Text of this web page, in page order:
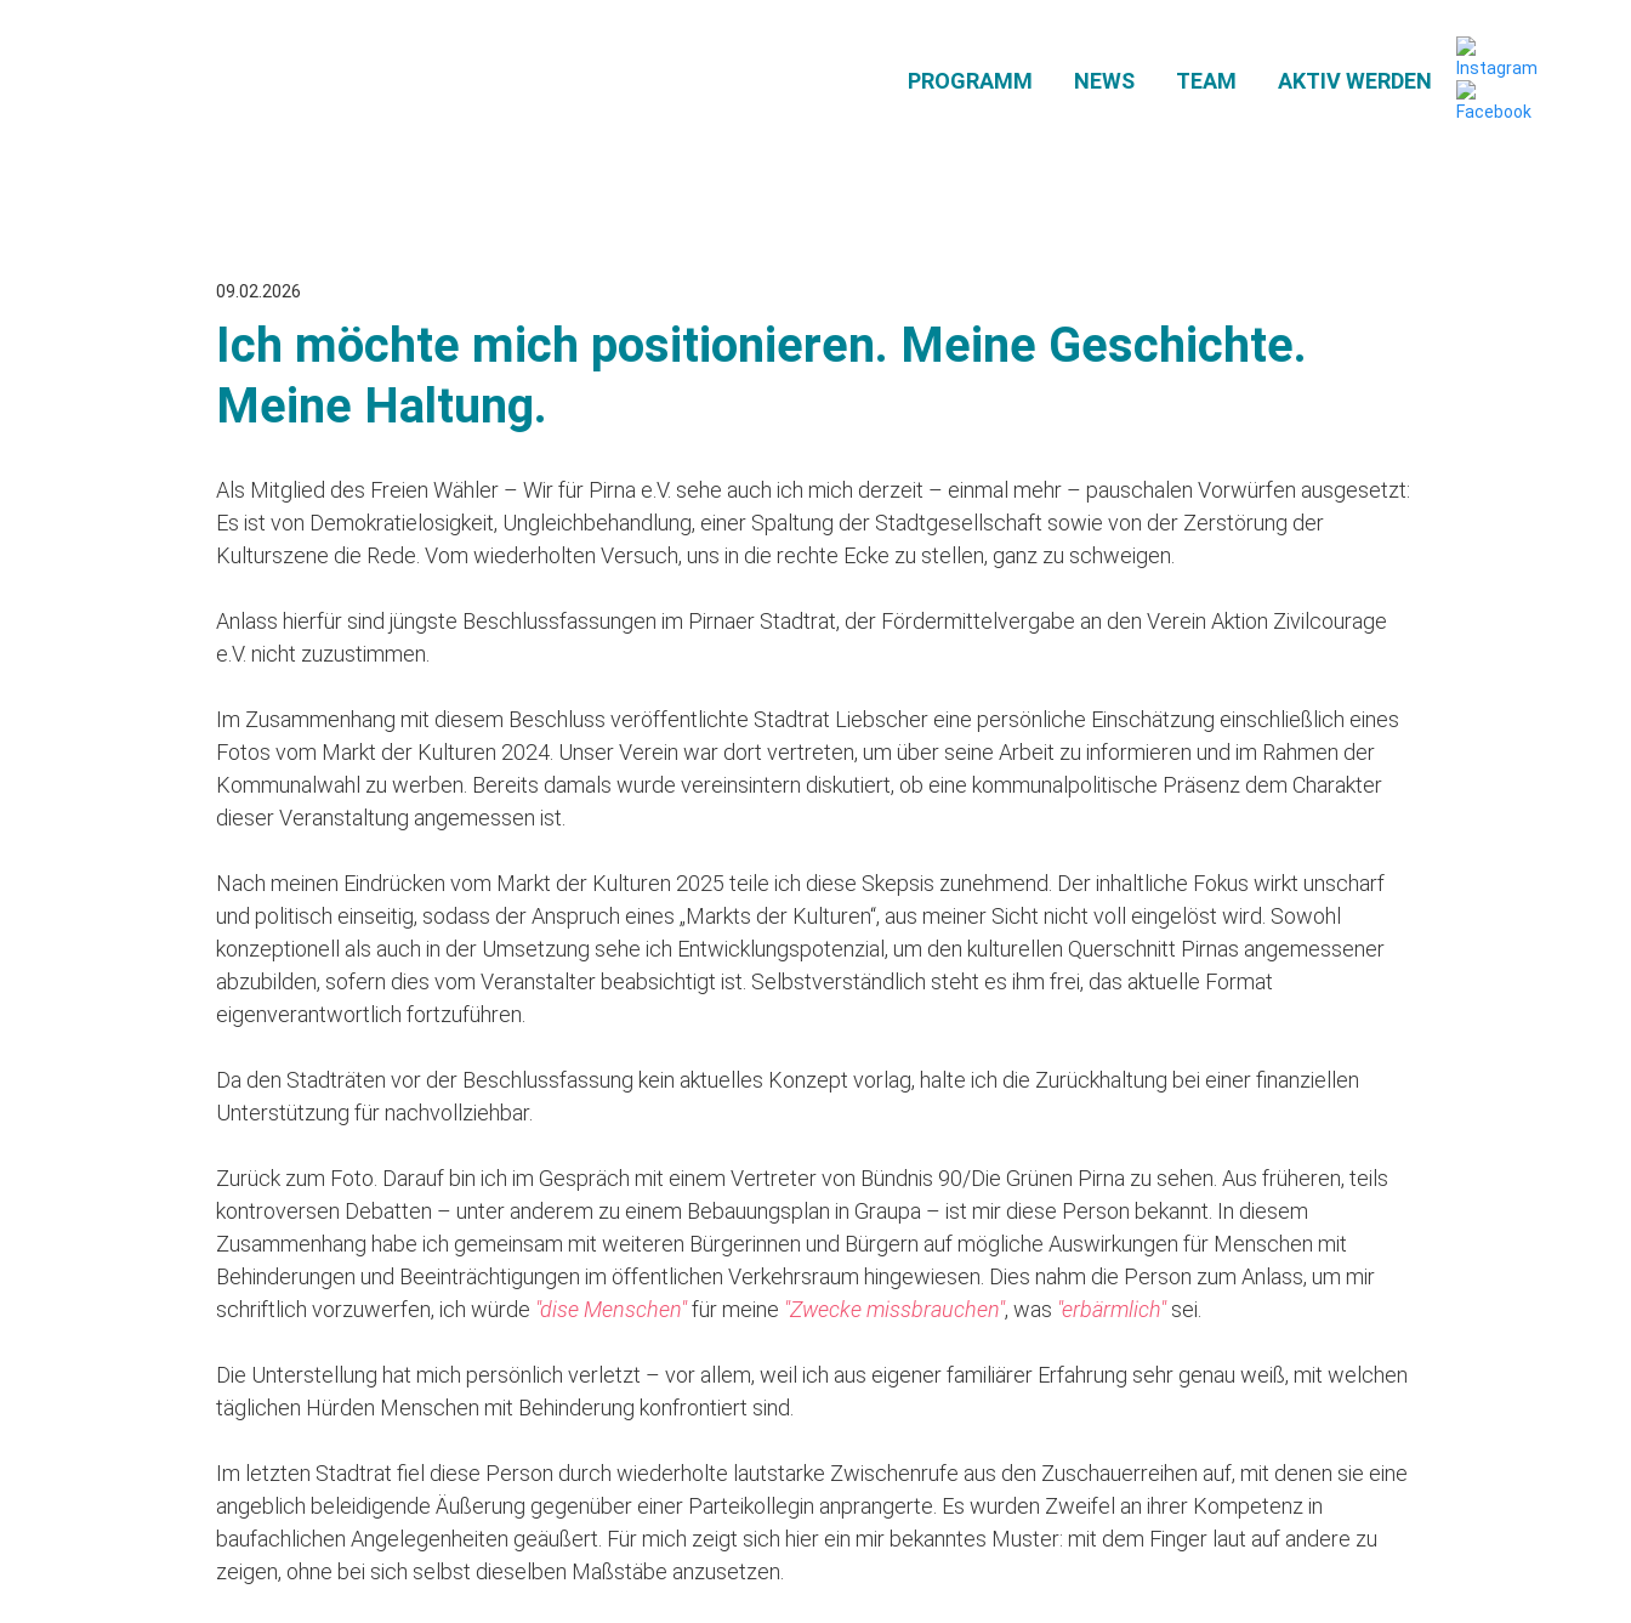
PROGRAMM NEWS TEAM AKTIV WERDEN
09.02.2026
Ich möchte mich positionieren. Meine Geschichte.
Meine Haltung.
Als Mitglied des Freien Wähler – Wir für Pirna e.V. sehe auch ich mich derzeit – einmal mehr – pauschalen Vorwürfen ausgesetzt:
Es ist von Demokratielosigkeit, Ungleichbehandlung, einer Spaltung der Stadtgesellschaft sowie von der Zerstörung der
Kulturszene die Rede. Vom wiederholten Versuch, uns in die rechte Ecke zu stellen, ganz zu schweigen.
Anlass hierfür sind jüngste Beschlussfassungen im Pirnaer Stadtrat, der Fördermittelvergabe an den Verein Aktion Zivilcourage
e.V. nicht zuzustimmen.
Im Zusammenhang mit diesem Beschluss veröffentlichte Stadtrat Liebscher eine persönliche Einschätzung einschließlich eines
Fotos vom Markt der Kulturen 2024. Unser Verein war dort vertreten, um über seine Arbeit zu informieren und im Rahmen der
Kommunalwahl zu werben. Bereits damals wurde vereinsintern diskutiert, ob eine kommunalpolitische Präsenz dem Charakter
dieser Veranstaltung angemessen ist.
Nach meinen Eindrücken vom Markt der Kulturen 2025 teile ich diese Skepsis zunehmend. Der inhaltliche Fokus wirkt unscharf
und politisch einseitig, sodass der Anspruch eines „Markts der Kulturen“, aus meiner Sicht nicht voll eingelöst wird. Sowohl
konzeptionell als auch in der Umsetzung sehe ich Entwicklungspotenzial, um den kulturellen Querschnitt Pirnas angemessener
abzubilden, sofern dies vom Veranstalter beabsichtigt ist. Selbstverständlich steht es ihm frei, das aktuelle Format
eigenverantwortlich fortzuführen.
Da den Stadträten vor der Beschlussfassung kein aktuelles Konzept vorlag, halte ich die Zurückhaltung bei einer finanziellen
Unterstützung für nachvollziehbar.
Zurück zum Foto. Darauf bin ich im Gespräch mit einem Vertreter von Bündnis 90/Die Grünen Pirna zu sehen. Aus früheren, teils
kontroversen Debatten – unter anderem zu einem Bebauungsplan in Graupa – ist mir diese Person bekannt. In diesem
Zusammenhang habe ich gemeinsam mit weiteren Bürgerinnen und Bürgern auf mögliche Auswirkungen für Menschen mit
Behinderungen und Beeinträchtigungen im öffentlichen Verkehrsraum hingewiesen. Dies nahm die Person zum Anlass, um mir
schriftlich vorzuwerfen, ich würde "dise Menschen"für meine "Zwecke missbrauchen", was "erbärmlich"sei.
Die Unterstellung hat mich persönlich verletzt – vor allem, weil ich aus eigener familiärer Erfahrung sehr genau weiß, mit welchen
täglichen Hürden Menschen mit Behinderung konfrontiert sind.
Im letzten Stadtrat fiel diese Person durch wiederholte lautstarke Zwischenrufe aus den Zuschauerreihen auf, mit denen sie eine
angeblich beleidigende Äußerung gegenüber einer Parteikollegin anprangerte. Es wurden Zweifel an ihrer Kompetenz in
baufachlichen Angelegenheiten geäußert. Für mich zeigt sich hier ein mir bekanntes Muster: mit dem Finger laut auf andere zu
zeigen, ohne bei sich selbst dieselben Maßstäbe anzusetzen.